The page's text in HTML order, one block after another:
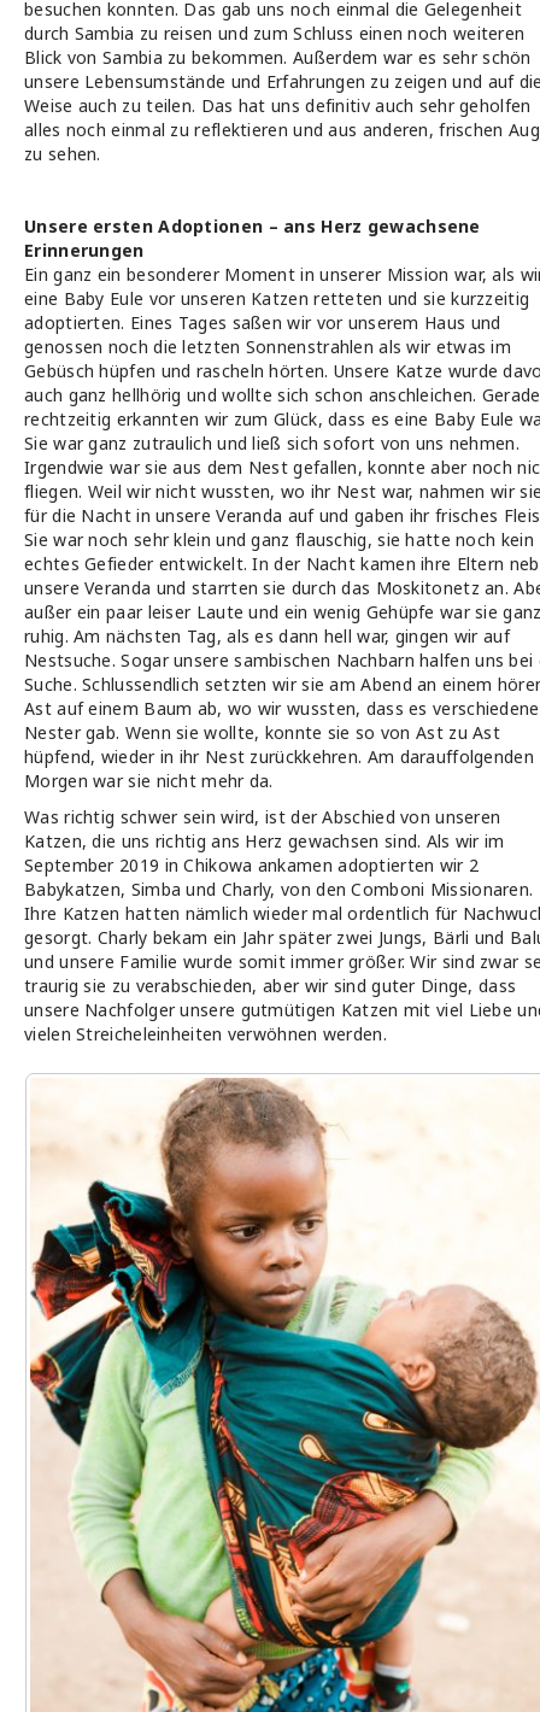
besuchen konnten. Das gab uns noch einmal die Gelegenheit
durch Sambia zu reisen und zum Schluss einen noch weiteren
Blick von Sambia zu bekommen. Außerdem war es sehr schön
unsere Lebensumstände und Erfahrungen zu zeigen und auf
Weise auch zu teilen. Das hat uns definitiv auch sehr geholfen
alles noch einmal zu reflektieren und aus anderen, frischen
zu sehen.
Unsere ersten Adoptionen – ans Herz gewachsene
Erinnerungen
Ein ganz ein besonderer Moment in unserer Mission war, als
eine Baby Eule vor unseren Katzen retteten und sie kurzzeitig
adoptierten. Eines Tages saßen wir vor unserem Haus und
genossen noch die letzten Sonnenstrahlen als wir etwas im
Gebüsch hüpfen und rascheln hörten. Unsere Katze wurde
auch ganz hellhörig und wollte sich schon anschleichen. Gerade
rechtzeitig erkannten wir zum Glück, dass es eine Baby Eule
Sie war ganz zutraulich und ließ sich sofort von uns nehmen.
Irgendwie war sie aus dem Nest gefallen, konnte aber noch
fliegen. Weil wir nicht wussten, wo ihr Nest war, nahmen wir
für die Nacht in unsere Veranda auf und gaben ihr frisches
Sie war noch sehr klein und ganz flauschig, sie hatte noch kein
echtes Gefieder entwickelt. In der Nacht kamen ihre Eltern
unsere Veranda und starrten sie durch das Moskitonetz an.
außer ein paar leiser Laute und ein wenig Gehüpfe war sie
ruhig. Am nächsten Tag, als es dann hell war, gingen wir auf
Nestsuche. Sogar unsere sambischen Nachbarn halfen uns bei
Suche. Schlussendlich setzten wir sie am Abend an einem
Ast auf einem Baum ab, wo wir wussten, dass es verschiedene
Nester gab. Wenn sie wollte, konnte sie so von Ast zu Ast
hüpfend, wieder in ihr Nest zurückkehren. Am darauffolgenden
Morgen war sie nicht mehr da.
Was richtig schwer sein wird, ist der Abschied von unseren
Katzen, die uns richtig ans Herz gewachsen sind. Als wir im
September 2019 in Chikowa ankamen adoptierten wir 2
Babykatzen, Simba und Charly, von den Comboni Missionaren.
Ihre Katzen hatten nämlich wieder mal ordentlich für
gesorgt. Charly bekam ein Jahr später zwei Jungs, Bärli und
und unsere Familie wurde somit immer größer. Wir sind zwar
traurig sie zu verabschieden, aber wir sind guter Dinge, dass
unsere Nachfolger unsere gutmütigen Katzen mit viel Liebe
vielen Streicheleinheiten verwöhnen werden.